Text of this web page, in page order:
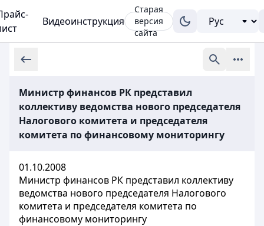
Видеоинструкция
Старая
версия
сайта
Министр финансов РК представил
коллективу ведомства нового председателя
Налогового комитета и председателя
комитета по финансовому мониторингу
01.10.2008
Министр финансов РК представил коллективу
ведомства нового председателя Налогового
комитета и председателя комитета по
финансовому мониторингу